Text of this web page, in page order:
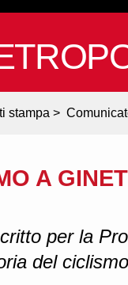
stampa >
A
per la
del